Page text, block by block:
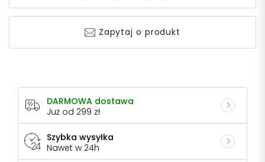
Zapytaj o produkt
DARMOWA dostawa
Już od 299 zł
Szybka wysyłka
Nawet w 24h